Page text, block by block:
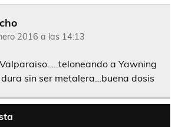
2016 a las 14:13
a Yawning
sin ser metalera…buena dosis